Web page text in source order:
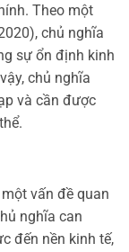
Theo một
chủ nghĩa
sự ổn định kinh
chủ nghĩa
và cần được
vấn đề quan
nghĩa can
đến nền kinh tế,